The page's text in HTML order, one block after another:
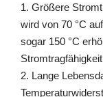
1. Größere
wird von 70 °C
sogar 150 °C
2. Lange